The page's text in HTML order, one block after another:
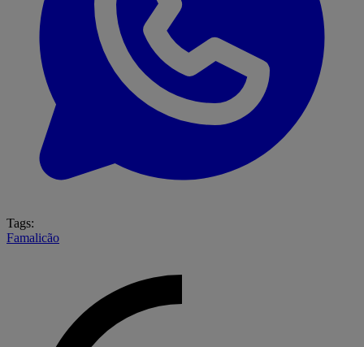
Tags:
Famalicão